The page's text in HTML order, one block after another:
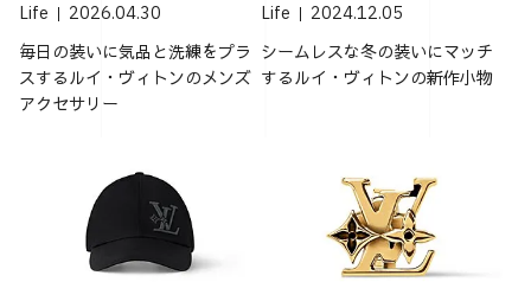
Life 2026.04.30
毎日の装いに気品と洗練をプラ
スするルイ・ヴィトンのメンズ
アクセサリー
Life 2024.12.05
シームレスな冬の装いにマッチ
するルイ・ヴィトンの新作小物